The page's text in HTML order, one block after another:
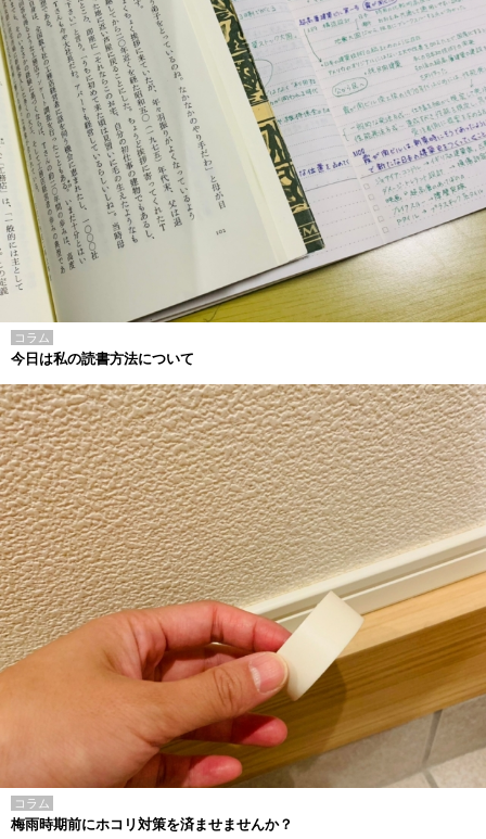
コラム
今日は私の読書方法について
コラム
梅雨時期前にホコリ対策を済ませませんか？